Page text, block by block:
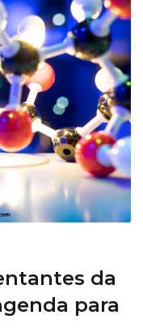
da
para